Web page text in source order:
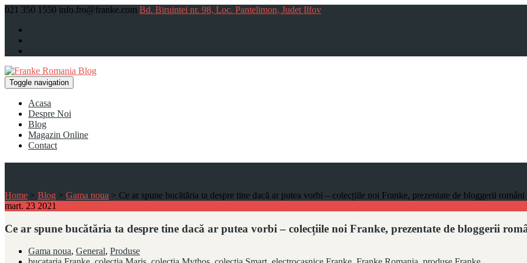
021 350 1550 info.fro@franke.com Bd. Biruintei nr. 98, Loc. Pantelimon, Judet Ilfov
Toggle navigation
Acasa
Despre Noi
Blog
Magazin Online
Contact
Home > Blog > Gama noua > Ce ar spune bucătăria ta despre tine dacă ar putea vorbi – colecțiile noi Franke, prezentate de bloggerii români
mart. 23 2021
Ce ar spune bucătăria ta despre tine dacă ar putea vorbi – colecțiile noi Franke, prezentate de bloggerii
Gama noua, General, Produse